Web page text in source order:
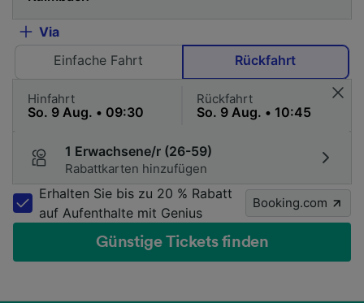
Via
Einfache Fahrt
Rückfahrt
Hinfahrt Rückfahrt
1 Erwachsene/r (26-59)
Rabattkarten hinzufügen
Erhalten Sie bis zu 20 % Rabatt
auf Aufenthalte mit Genius
Booking.com
Günstige Tickets finden